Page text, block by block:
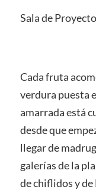
Sala de
Cada fruta
verdura puesta
amarrada está
desde que
llegar de
galerías de la
de chiflidos y de